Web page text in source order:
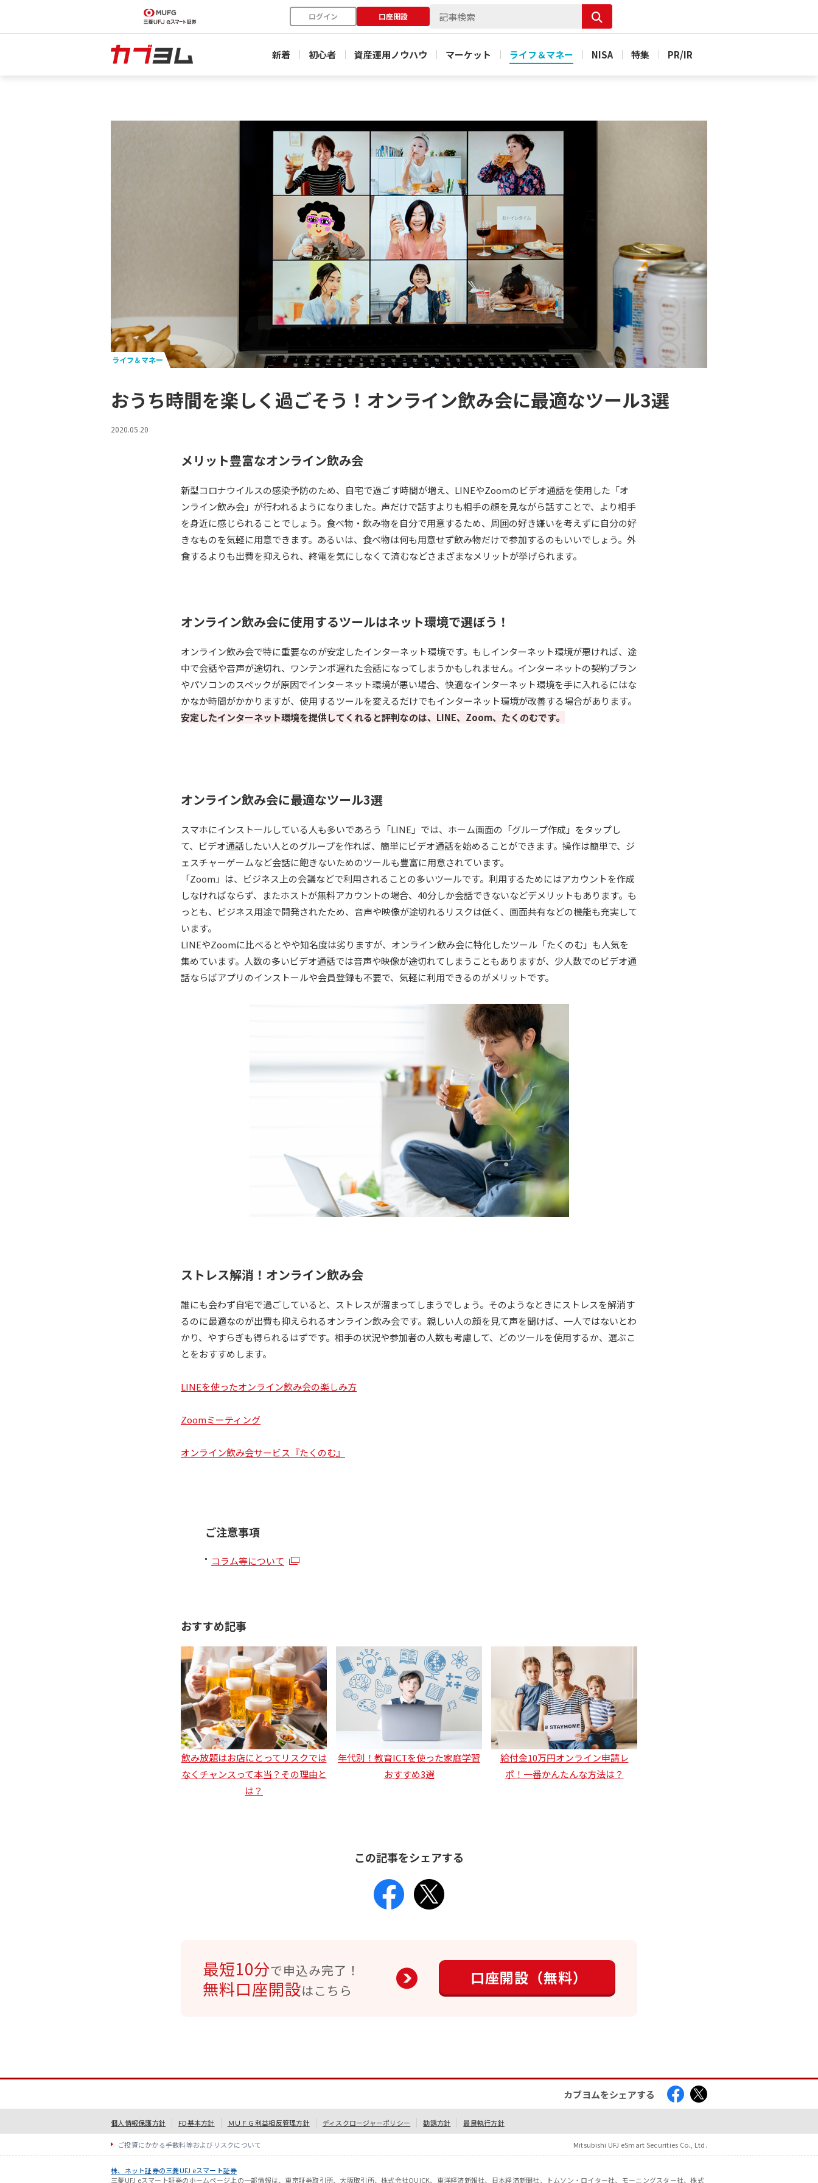
ログイン 口座開設
新着 初心者 資産運用ノウハウ マーケット ライフ＆マネー NISA 特集 PR/IR
ライフ＆マネー
おうち時間を楽しく過ごそう！オンライン飲み会に最適なツール3選
2020.05.20
メリット豊富なオンライン飲み会
新型コロナウイルスの感染予防のため、自宅で過ごす時間が増え、LINEやZoomのビデオ通話を使用した「オ
ンライン飲み会」が行われるようになりました。声だけで話すよりも相手の顔を見ながら話すことで、より相手
を身近に感じられることでしょう。食べ物・飲み物を自分で用意するため、周囲の好き嫌いを考えずに自分の好
きなものを気軽に用意できます。あるいは、食べ物は何も用意せず飲み物だけで参加するのもいいでしょう。外
食するよりも出費を抑えられ、終電を気にしなくて済むなどさまざまなメリットが挙げられます。
オンライン飲み会に使用するツールはネット環境で選ぼう！
オンライン飲み会で特に重要なのが安定したインターネット環境です。もしインターネット環境が悪ければ、途
中で会話や音声が途切れ、ワンテンポ遅れた会話になってしまうかもしれません。インターネットの契約プラン
やパソコンのスペックが原因でインターネット環境が悪い場合、快適なインターネット環境を手に入れるにはな
かなか時間がかかりますが、使用するツールを変えるだけでもインターネット環境が改善する場合があります。
安定したインターネット環境を提供してくれると評判なのは、LINE、Zoom、たくのむです。
オンライン飲み会に最適なツール3選
スマホにインストールしている人も多いであろう「LINE」では、ホーム画面の「グループ作成」をタップし
て、ビデオ通話したい人とのグループを作れば、簡単にビデオ通話を始めることができます。操作は簡単で、ジ
ェスチャーゲームなど会話に飽きないためのツールも豊富に用意されています。
「Zoom」は、ビジネス上の会議などで利用されることの多いツールです。利用するためにはアカウントを作成
しなければならず、またホストが無料アカウントの場合、40分しか会話できないなどデメリットもあります。も
っとも、ビジネス用途で開発されたため、音声や映像が途切れるリスクは低く、画面共有などの機能も充実して
います。
LINEやZoomに比べるとやや知名度は劣りますが、オンライン飲み会に特化したツール「たくのむ」も人気を
集めています。人数の多いビデオ通話では音声や映像が途切れてしまうこともありますが、少人数でのビデオ通
話ならばアプリのインストールや会員登録も不要で、気軽に利用できるのがメリットです。
ストレス解消！オンライン飲み会
誰にも会わず自宅で過ごしていると、ストレスが溜まってしまうでしょう。そのようなときにストレスを解消す
るのに最適なのが出費も抑えられるオンライン飲み会です。親しい人の顔を見て声を聞けば、一人ではないとわ
かり、やすらぎも得られるはずです。相手の状況や参加者の人数も考慮して、どのツールを使用するか、選ぶこ
とをおすすめします。
LINEを使ったオンライン飲み会の楽しみ方
Zoomミーティング
オンライン飲み会サービス『たくのむ』
ご注意事項
コラム等について
おすすめ記事
飲み放題はお店にとってリスクでは
なくチャンスって本当？その理由と
は？
年代別！教育ICTを使った家庭学習
おすすめ3選
給付金10万円オンライン申請レ
ポ！一番かんたんな方法は？
この記事をシェアする
最短10分で申込み完了！
無料口座開設はこちら
口座開設（無料）
カブヨムをシェアする
個人情報保護方針 FD基本方針 ＭＵＦＧ利益相反管理方針 ディスクロージャーポリシー 勧誘方針 最良執行方針
ご投資にかかる手数料等およびリスクについて Mitsubishi UFJ eSmart Securities Co., Ltd.
株、ネット証券の三菱UFJ eスマート証券
三菱UFJ eスマート証券のホームページ上の一部情報は、東京証券取引所、大阪取引所、株式会社QUICK、東洋経済新報社、日本経済新聞社、トムソン・ロイター社、モーニングスター社、株式